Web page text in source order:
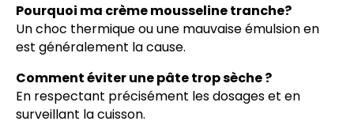
Pourquoi ma crème mousseline tranche?
Un choc thermique ou une mauvaise émulsion en
est généralement la cause.
Comment éviter une pâte trop sèche ?
En respectant précisément les dosages et en
surveillant la cuisson.